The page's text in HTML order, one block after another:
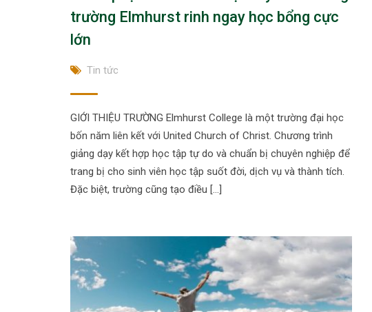
trường Elmhurst rinh ngay học bổng cực
lớn
Tin tức
GIỚI THIỆU TRƯỜNG Elmhurst College là một trường đại học
bốn năm liên kết với United Church of Christ. Chương trình
giảng dạy kết hợp học tập tự do và chuẩn bị chuyên nghiệp để
trang bị cho sinh viên học tập suốt đời, dịch vụ và thành tích.
Đặc biệt, trường cũng tạo điều […]